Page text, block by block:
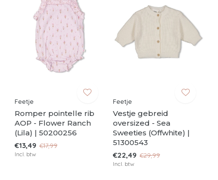
Feetje
Romper pointelle rib
AOP - Flower Ranch
(Lila) | 50200256
€13,49 €17,99
Incl. btw
Feetje
Vestje gebreid
oversized - Sea
Sweeties (Offwhite) |
51300543
€22,49 €29,99
Incl. btw